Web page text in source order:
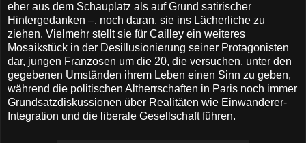
eher aus dem Schauplatz als auf Grund satirischer
Hintergedanken –, noch daran, sie ins Lächerliche zu
ziehen. Vielmehr stellt sie für Cailley ein weiteres
Mosaikstück in der Desillusionierung seiner Protagonisten
dar, jungen Franzosen um die 20, die versuchen, unter den
gegebenen Umständen ihrem Leben einen Sinn zu geben,
während die politischen Altherrschaften in Paris noch immer
Grundsatzdiskussionen über Realitäten wie Einwanderer-
Integration und die liberale Gesellschaft führen.